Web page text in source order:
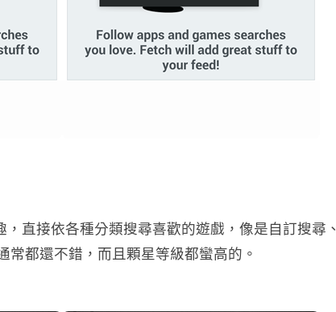
直接依各種分類搜尋喜歡的遊戲，像是自訂搜尋、
常都還不錯，而且顆星等級都蠻高的。